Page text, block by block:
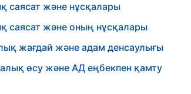
саясат және нұсқалары
саясат және оның нұсқалары
жағдай және адам денсаулығы
өсу және АД еңбекпен қамту